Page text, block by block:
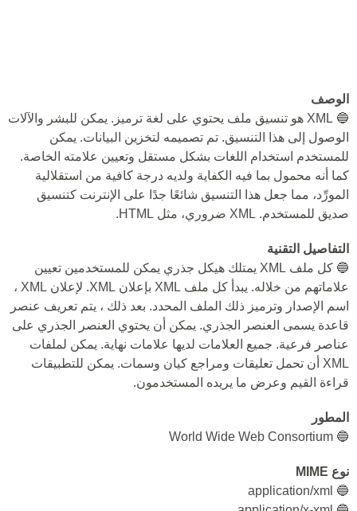
الوصف
🔵 XML هو تنسيق ملف يحتوي على لغة ترميز. يمكن للبشر والآلات
الوصول إلى هذا التنسيق. تم تصميمه لتخزين البيانات. يمكن
للمستخدم استخدام اللغات بشكل مستقل وتعيين علامته الخاصة.
كما أنه محمول بما فيه الكفاية ولديه درجة كافية من استقلالية
المورِّد، مما جعل هذا التنسيق شائعًا جدًا على الإنترنت كتنسيق
صديق للمستخدم. XML ضروري، مثل HTML.
التفاصيل التقنية
🔵 كل ملف XML يمتلك هيكل جذري يمكن للمستخدمين تعيين
علاماتهم من خلاله. يبدأ كل ملف XML بإعلان XML. لإعلان XML ،
اسم الإصدار وترميز ذلك الملف المحدد. بعد ذلك ، يتم تعريف عنصر
قاعدة يسمى العنصر الجذري. يمكن أن يحتوي العنصر الجذري على
عناصر فرعية. جميع العلامات لديها علامات نهاية. يمكن لملفات
XML أن تحمل تعليقات ومراجع كيان وسمات. يمكن للتطبيقات
قراءة القيم وعرض ما يريده المستخدمون.
المطور
🔵 World Wide Web Consortium
نوع MIME
🔵 application/xml